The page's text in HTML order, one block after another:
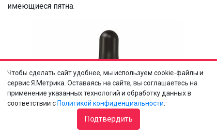
имеющиеся пятна.
Чтобы сделать сайт удобнее, мы используем cookie-файлы и
сервис Я.Метрика. Оставаясь на сайте, вы соглашаетесь на
применение указанных технологий и обработку данных в
соответствии с Политикой конфиденциальности
Подтвердить